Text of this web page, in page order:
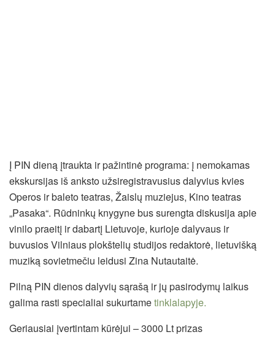
Į PIN dieną įtraukta ir pažintinė programa: į nemokamas
ekskursijas iš anksto užsiregistravusius dalyvius kvies
Operos ir baleto teatras, Žaislų muziejus, Kino teatras
„Pasaka“. Rūdninkų knygyne bus surengta diskusija apie
vinilo praeitį ir dabartį Lietuvoje, kurioje dalyvaus ir
buvusios Vilniaus plokštelių studijos redaktorė, lietuvišką
muziką sovietmečiu leidusi Zina Nutautaitė.
Pilną PIN dienos dalyvių sąrašą ir jų pasirodymų laikus
galima rasti specialiai sukurtametinklalapyje.
Geriausiai įvertintam kūrėjui – 3000 Lt prizas